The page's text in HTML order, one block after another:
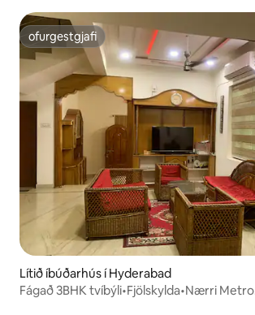
ofurgestgjafi
ofurgestgjafi
Lítið íbúðarhús í Hyderabad
Fágað 3BHK tvíbýli•Fjölskylda•Nærri Metro